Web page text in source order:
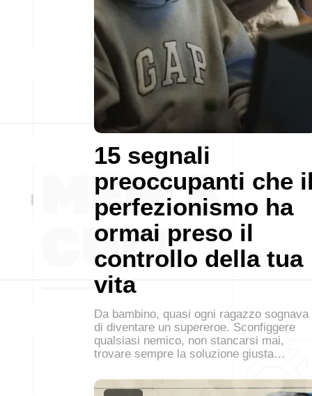
15 segnali
preoccupanti che
perfezionismo ha
ormai preso il
controllo della tua
vita
Da bambino, quasi ogni ragazzo sognava
di diventare un supereroe. Sconfiggere
qualsiasi nemico, non stancarsi mai,
trovare sempre la soluzione giusta…